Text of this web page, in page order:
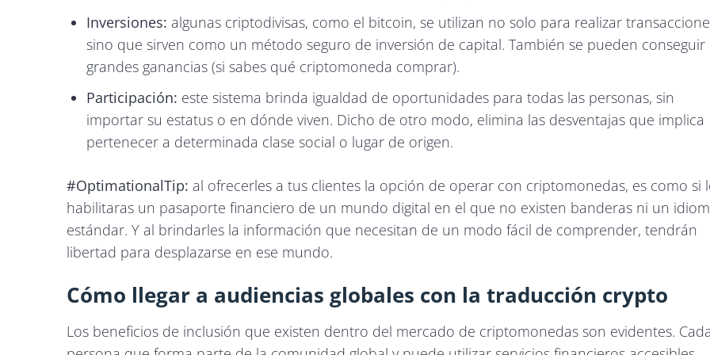
Inversiones: algunas criptodivisas, como el bitcoin, se utilizan no solo para realizar
sino que sirven como un método seguro de inversión de capital. También se pueden conseguir
grandes ganancias (si sabes qué criptomoneda comprar).
Participación: este sistema brinda igualdad de oportunidades para todas las personas, sin
importar su estatus o en dónde viven. Dicho de otro modo, elimina las desventajas que implica
pertenecer a determinada clase social o lugar de origen.
#OptimationalTip: al ofrecerles a tus clientes la opción de operar con criptomonedas, es como si
habilitaras un pasaporte financiero de un mundo digital en el que no existen banderas ni un
estándar. Y al brindarles la información que necesitan de un modo fácil de comprender, tendrán
libertad para desplazarse en ese mundo.
Cómo llegar a audiencias globales con la traducción crypto
Los beneficios de inclusión que existen dentro del mercado de criptomonedas son evidentes. Cada